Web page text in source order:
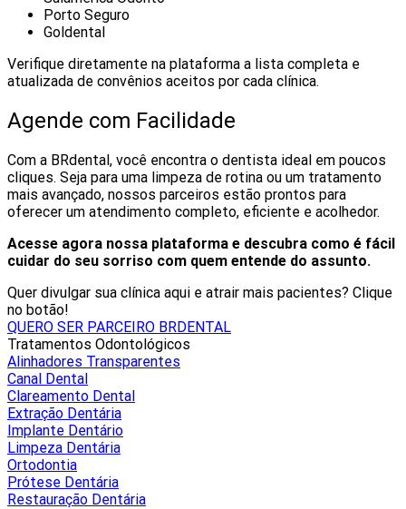
Porto Seguro
Goldental
Verifique diretamente na plataforma a lista completa e
atualizada de convênios aceitos por cada clínica.
Agende com Facilidade
Com a BRdental, você encontra o dentista ideal em poucos
cliques. Seja para uma limpeza de rotina ou um tratamento
mais avançado, nossos parceiros estão prontos para
oferecer um atendimento completo, eficiente e acolhedor.
Acesse agora nossa plataforma e descubra como é fácil
cuidar do seu sorriso com quem entende do assunto.
Quer divulgar sua clínica aqui e atrair mais pacientes? Clique
no botão!
QUERO SER PARCEIRO BRDENTAL
Tratamentos Odontológicos
Alinhadores Transparentes
Canal Dental
Clareamento Dental
Extração Dentária
Implante Dentário
Limpeza Dentária
Ortodontia
Prótese Dentária
Restauração Dentária